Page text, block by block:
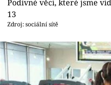
Podivné věci, které jsme
13
Zdroj: sociální sítě